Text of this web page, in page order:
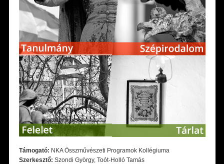
Támogató: NKA Összművészeti Programok Kollégiuma
Szerkesztő: Szondi György, Toót-Holló Tamás